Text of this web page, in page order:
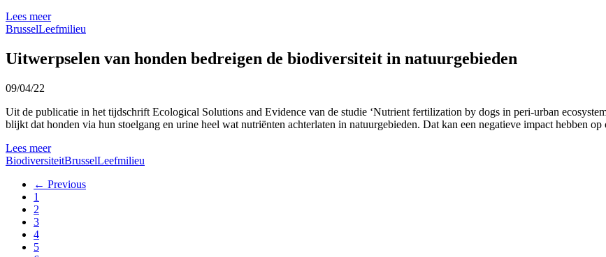
Lees meer
BrusselLeefmilieu
Uitwerpselen van honden bedreigen de biodiversiteit in natuurgebieden
09/04/22
Uit de publicatie in het tijdschrift Ecological Solutions and Evidence van de studie ‘Nutrient fertilization by dogs in peri-urban
blijkt dat honden via hun stoelgang en urine heel wat nutriënten achterlaten in natuurgebieden. Dat kan een negatieve impact hebben
Lees meer
BiodiversiteitBrusselLeefmilieu
← Previous
1
2
3
4
5